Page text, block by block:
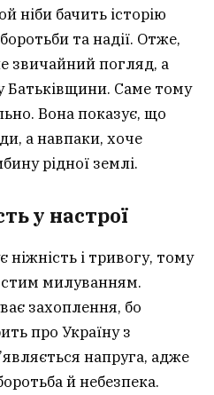
ніби бачить історію
та надії. Отже,
звичайний погляд, а
Батьківщини. Саме тому
Вона показує, що
а навпаки, хоче
рідної землі.
у настрої
ніжність і тривогу, тому
милуванням.
захоплення, бо
про Україну з
напруга, адже
й небезпека.